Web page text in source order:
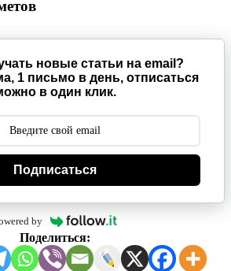
новые статьи на email?
1 письмо в день, отписаться
в один клик.
Подписаться
by
Поделиться: